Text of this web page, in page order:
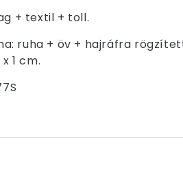
+ textil + toll.
ruha + öv + hajráfra
1 cm.